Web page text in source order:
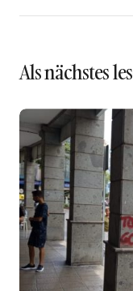
Als nächstes